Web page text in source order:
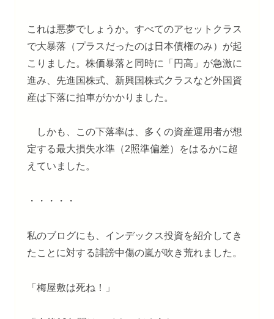
これは悪夢でしょうか。すべてのアセットクラス
で大暴落（プラスだったのは日本債権のみ）が起
こりました。株価暴落と同時に「円高」が急激に
進み、先進国株式、新興国株式クラスなど外国資
産は下落に拍車がかかりました。
しかも、この下落率は、多くの資産運用者が想
定する最大損失水準（2照準偏差）をはるかに超
えていました。
・・・・・
私のブログにも、インデックス投資を紹介してき
たことに対する誹謗中傷の嵐が吹き荒れました。
「梅屋敷は死ね！」